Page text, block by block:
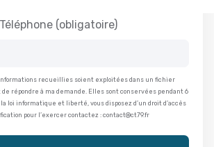
Téléphone (obligatoire)
recueillies soient exploitées dans un fichier
répondre à ma demande. Elles sont conservées pendant 6
loi informatique et liberté, vous disposez d’un droit d’accès
pour l’exercer contactez : contact@ct79.fr